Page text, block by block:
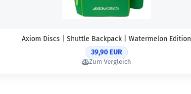
Axiom Discs | Shuttle Backpack | Watermelon Edition
39,90 EUR
Zum Vergleich